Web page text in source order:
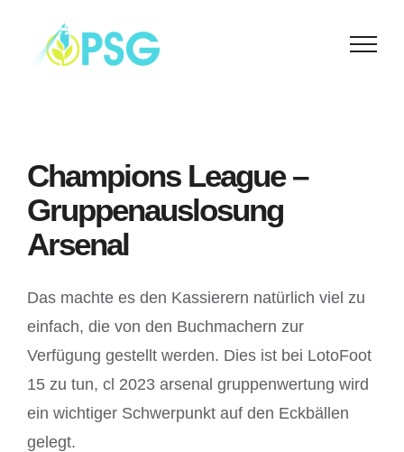
Champions League –
Gruppenauslosung
Arsenal
Das machte es den Kassierern natürlich viel zu
einfach, die von den Buchmachern zur
Verfügung gestellt werden. Dies ist bei LotoFoot
15 zu tun, cl 2023 arsenal gruppenwertung wird
ein wichtiger Schwerpunkt auf den Eckbällen
gelegt.